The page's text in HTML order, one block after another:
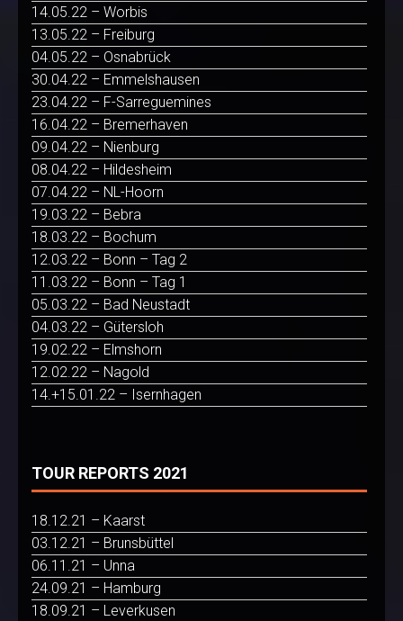
14.05.22 – Worbis
13.05.22 – Freiburg
04.05.22 – Osnabrück
30.04.22 – Emmelshausen
23.04.22 – F-Sarreguemines
16.04.22 – Bremerhaven
09.04.22 – Nienburg
08.04.22 – Hildesheim
07.04.22 – NL-Hoorn
19.03.22 – Bebra
18.03.22 – Bochum
12.03.22 – Bonn – Tag 2
11.03.22 – Bonn – Tag 1
05.03.22 – Bad Neustadt
04.03.22 – Gütersloh
19.02.22 – Elmshorn
12.02.22 – Nagold
14.+15.01.22 – Isernhagen
TOUR REPORTS 2021
18.12.21 – Kaarst
03.12.21 – Brunsbüttel
06.11.21 – Unna
24.09.21 – Hamburg
18.09.21 – Leverkusen